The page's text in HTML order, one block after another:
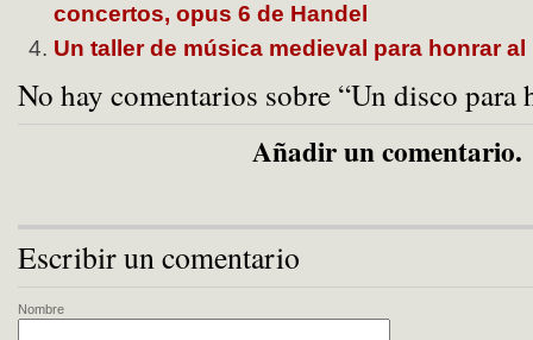
concertos, opus 6 de Handel
Un taller de música medieval para honrar al
No hay comentarios sobre “Un disco para
Añadir un comentario.
Escribir un comentario
Nombre